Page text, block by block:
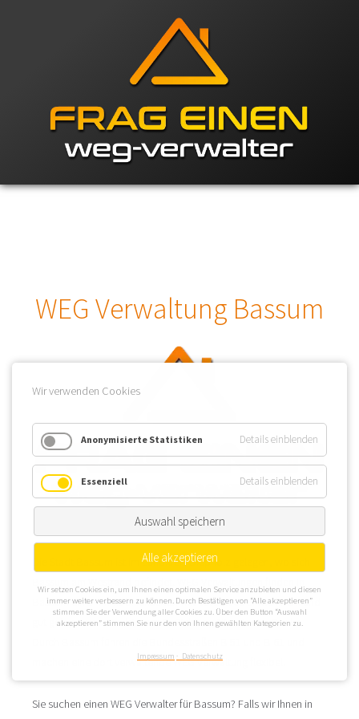
WEG Verwaltung Bassum
Die Stadt Bassum ist im Landkreis Diepholz gelegen, wo sich
Bassum einen Immobiliensektor mit ca. 16.000 Einwohnern und
gut gelegenen Immobilien z. B. Richtung Nienstedter Beeke.
machen eine dort verwaltende WEG Verwaltung flexibel.
Sie suchen einen WEG Verwalter für Bassum? Falls wir Ihnen in
Wir verwenden Cookies
Anonymisierte Statistiken Details einblenden
Essenziell Details einblenden
Auswahl speichern
Alle akzeptieren
Wir setzen Cookies ein, um Ihnen einen optimalen Service anzubieten und diesen
immer weiter verbessern zu können. Durch Bestätigen von “Alle akzeptieren”
stimmen Sie der Verwendung aller Cookies zu. Über den Button “Auswahl
akzeptieren” stimmen Sie nur den von Ihnen gewählten Kategorien zu.
Impressum Datenschutz